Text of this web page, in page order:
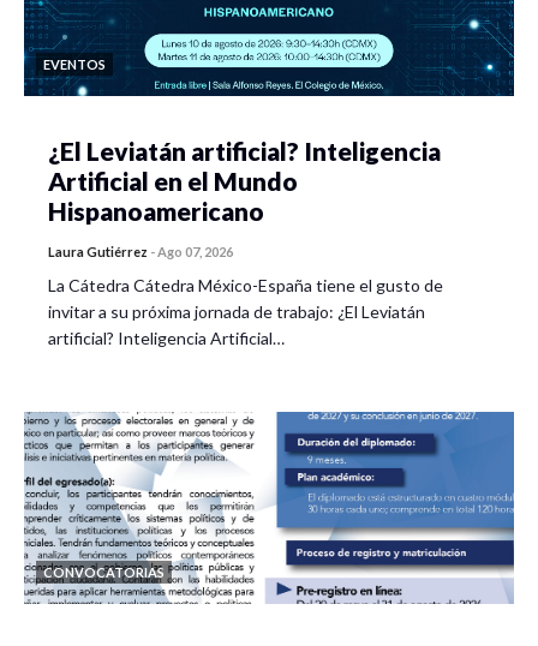
EVENTOS
¿El Leviatán artificial? Inteligencia
Artificial en el Mundo
Hispanoamericano
Laura Gutiérrez -Ago 07, 2026
La Cátedra Cátedra México-España tiene el gusto de
invitar a su próxima jornada de trabajo: ¿El Leviatán
artificial? Inteligencia Artificial…
CONVOCATORIAS